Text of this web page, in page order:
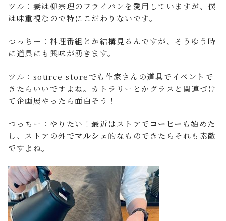
ツル：妻は柳宗理のフライパンを愛用していますが、僕
は味重視なので特にこだわりないです。
つっちー：料理番組とか結構見るんですが、そうゆう時
に道具にも興味が湧きます。
ツル：source storeでも作家さんの道具でイベントで
きたらいいですよね。カトラリーとかグラスと関連づけ
て企画展やったら面白そう！
つっちー：やりたい！最近はストアで コーヒー も始めた
し、ストアの外でマルシェ的なものできたらそれも素敵
ですよね。